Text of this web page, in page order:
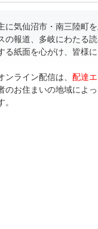
に気仙沼市・南三陸町
の報道、多岐にわたる
る紙面を心がけ、皆様
ンライン配信は、 配達
のお住まいの地域によ
。